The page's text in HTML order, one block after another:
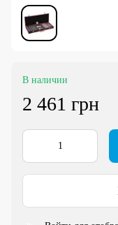
В наличии
2 461 грн